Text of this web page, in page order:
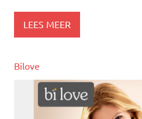
LEES MEER
Bilove